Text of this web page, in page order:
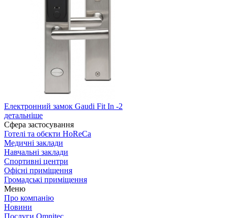
Електронний замок Gaudi Fit In -2
детальніше
Сфера застосування
Готелі та обєкти HoReCa
Медичні заклади
Навчальні заклади
Спортивні центри
Офісні приміщення
Громадські приміщення
Меню
Про компанію
Новини
Послуги Omnitec